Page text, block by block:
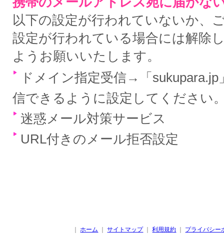
以下の設定が行われていないか、
設定が行われている場合には解除
ようお願いいたします。
ドメイン指定受信→「
信できるように設定してください
迷惑メール対策サービス
URL付きのメール拒否設定
｜ホーム ｜サイトマップ ｜利用規約 プライバシー